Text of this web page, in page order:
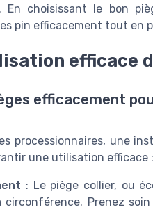
En choisissant le bon
pin efficacement tout en
efficace
efficacement
processionnaires, une
une utilisation efficace :
: Le piège collier, ou
Prenez